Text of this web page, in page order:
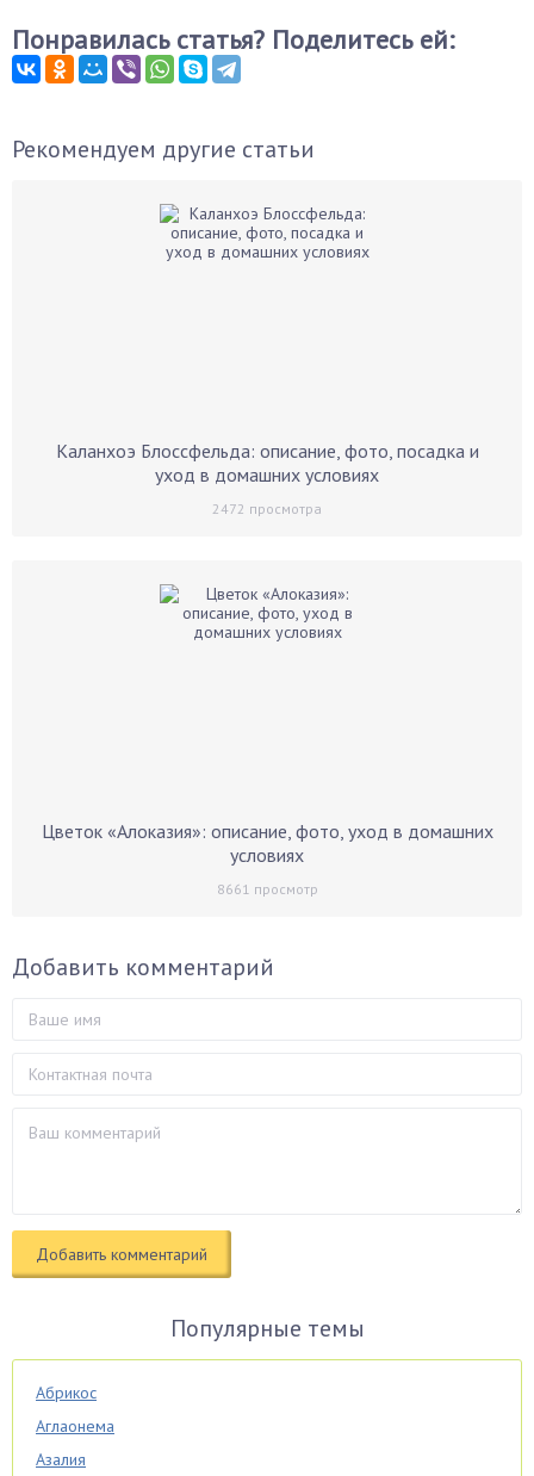
Понравилась статья? Поделитесь ей:
Рекомендуем другие статьи
Каланхоэ Блоссфельда: описание, фото, посадка и
уход в домашних условиях
2472 просмотра
Цветок «Алоказия»: описание, фото, уход в домашних
условиях
8661 просмотр
Добавить комментарий
Популярные темы
Абрикос
Аглаонема
Азалия